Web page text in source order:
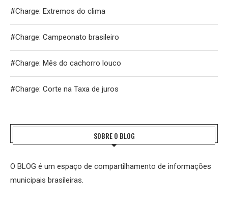
#Charge: Extremos do clima
#Charge: Campeonato brasileiro
#Charge: Mês do cachorro louco
#Charge: Corte na Taxa de juros
SOBRE O BLOG
O BLOG é um espaço de compartilhamento de informações
municipais brasileiras.